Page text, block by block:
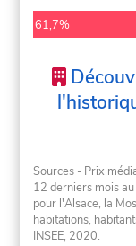
61,7%
Sources - Prix
12 derniers mois
pour l'Alsace, la
habitations,
INSEE, 2020.